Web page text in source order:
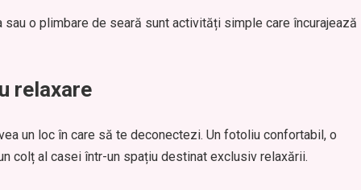
o plimbare de seară sunt activități simple care încurajează
relaxare
un loc în care să te deconectezi. Un fotoliu confortabil, o
colț al casei într-un spațiu destinat exclusiv relaxării.